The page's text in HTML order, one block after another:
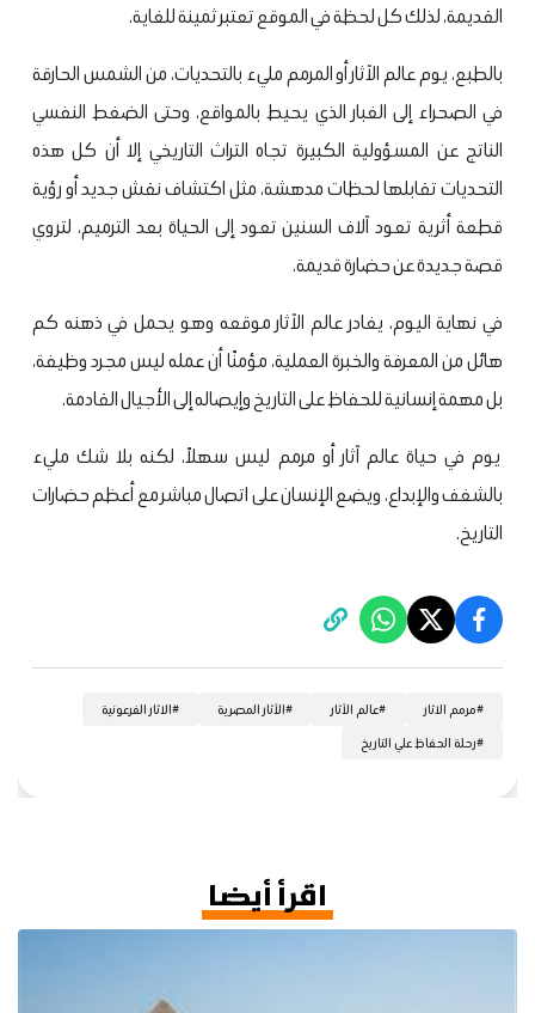
القديمة، لذلك كل لحظة في الموقع تعتبر ثمينة للغاية.
بالطبع، يوم عالم الآثار أو المرمم مليء بالتحديات، من الشمس الحارقة
في الصحراء إلى الغبار الذي يحيط بالمواقع، وحتى الضغط النفسي
الناتج عن المسؤولية الكبيرة تجاه التراث التاريخي إلا أن كل هذه
التحديات تقابلها لحظات مدهشة، مثل اكتشاف نقش جديد أو رؤية
قطعة أثرية تعود آلاف السنين تعود إلى الحياة بعد الترميم، لتروي
قصة جديدة عن حضارة قديمة.
في نهاية اليوم، يغادر عالم الآثار موقعه وهو يحمل في ذهنه كم
هائل من المعرفة والخبرة العملية، مؤمنًا أن عمله ليس مجرد وظيفة،
بل مهمة إنسانية للحفاظ على التاريخ وإيصاله إلى الأجيال القادمة.
يوم في حياة عالم آثار أو مرمم ليس سهلاً، لكنه بلا شك مليء
بالشغف والإبداع، ويضع الإنسان على اتصال مباشر مع أعظم حضارات
التاريخ.
#مرمم الاثار #عالم الآثار #الآثار المصرية #الاثار الفرعونية
#رحلة الحفاظ علي التاريخ
اقرأ أيضا